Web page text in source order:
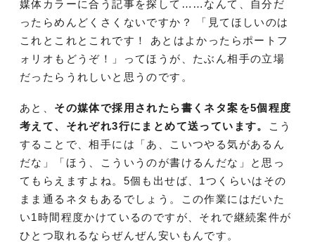
媒体カラーに合う記事を探して……なんて、自分だ
ったらめんどくさくないですか？ 「見てほしいのは
これとこれとこれです！ あとはよかったらポートフ
ォリオもどうぞ！」ってほうが、たぶん相手の立場
だったらうれしいと思うのです。
あと、 その媒体で採用されたら書くネタ案を5個程度
考えて、それぞれ3行にまとめて送っています。
こう
することで、相手には「あ、こいつやる気があるん
だな」「ほう、こういうのが書けるんだな」と思っ
てもらえますよね。5個も出せば、1つくらいはその
まま通るネタもあるでしょう。この作業にはだいた
い1時間程度かけているのですが、それで継続案件が
ひとつ取れるならぜんぜん安いもんです。